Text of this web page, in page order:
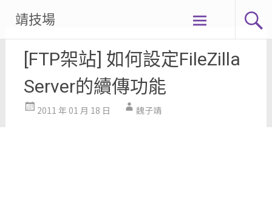
content
靖技場
[FTP架站] 如何設定FileZilla
Server的續傳功能
2011 年 01 月 18 日 魏子靖